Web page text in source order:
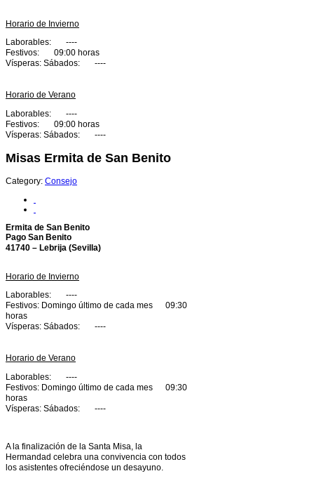
Horario de Invierno
Laborables: ----
Festivos: 09:00 horas
Vísperas: Sábados: ----
Horario de Verano
Laborables: ----
Festivos: 09:00 horas
Vísperas: Sábados: ----
Misas Ermita de San Benito
Category: Consejo
Ermita de San Benito
Pago San Benito
41740 – Lebrija (Sevilla)
Horario de Invierno
Laborables: ----
Festivos: Domingo último de cada mes 09:30
horas
Vísperas: Sábados: ----
Horario de Verano
Laborables: ----
Festivos: Domingo último de cada mes 09:30
horas
Vísperas: Sábados: ----
A la finalización de la Santa Misa, la
Hermandad celebra una convivencia con todos
los asistentes ofreciéndose un desayuno.